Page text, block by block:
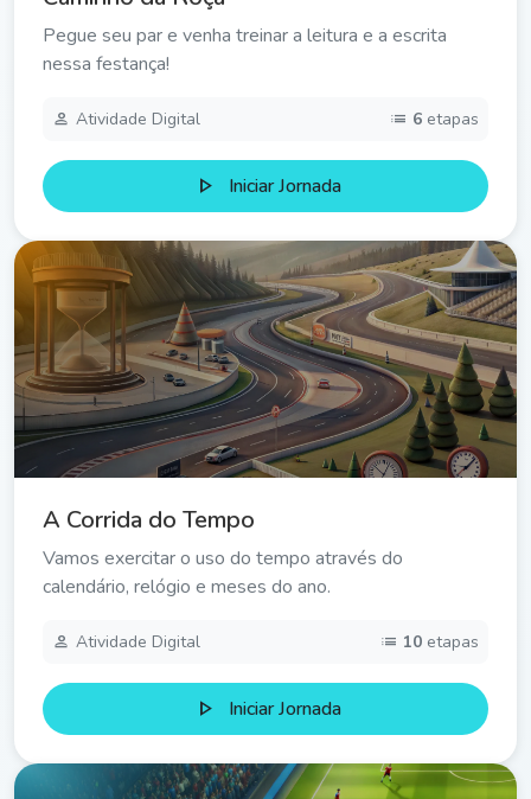
Pegue seu par e venha treinar a leitura e a escrita
nessa festança!
person Atividade Digital list 6 etapas
play_arrow Iniciar Jornada
A Corrida do Tempo
Vamos exercitar o uso do tempo através do
calendário, relógio e meses do ano.
person Atividade Digital list 10 etapas
play_arrow Iniciar Jornada